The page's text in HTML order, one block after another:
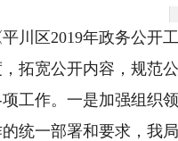
川区2019年政务公开工
拓宽公开内容，规范公
工作。一是加强组织领
统一部署和要求，我局